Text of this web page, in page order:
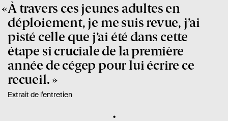
À travers ces jeunes adultes en
déploiement, je me suis revue, j’ai
pisté celle que j’ai été dans cette
étape si cruciale de la première
année de cégep pour lui écrire ce
recueil.
Extrait de l’entretien